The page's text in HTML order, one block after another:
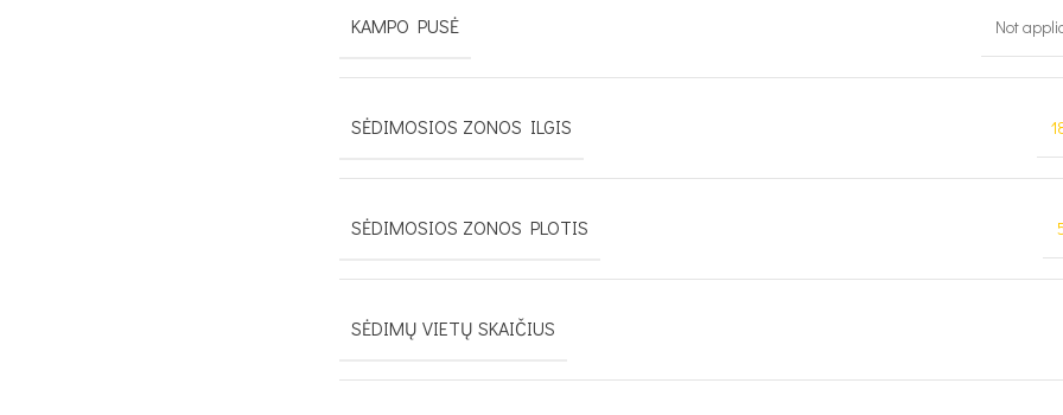
KAMPO PUSĖ Not
SĖDIMOSIOS ZONOS ILGIS
SĖDIMOSIOS ZONOS PLOTIS
SĖDIMŲ VIETŲ SKAIČIUS